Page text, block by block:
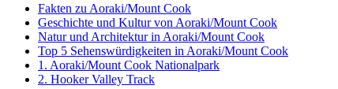
Fakten zu Aoraki/Mount Cook
Geschichte und Kultur von Aoraki/Mount Cook
Natur und Architektur in Aoraki/Mount Cook
Top 5 Sehenswürdigkeiten in Aoraki/Mount Cook
1. Aoraki/Mount Cook Nationalpark
2. Hooker Valley Track